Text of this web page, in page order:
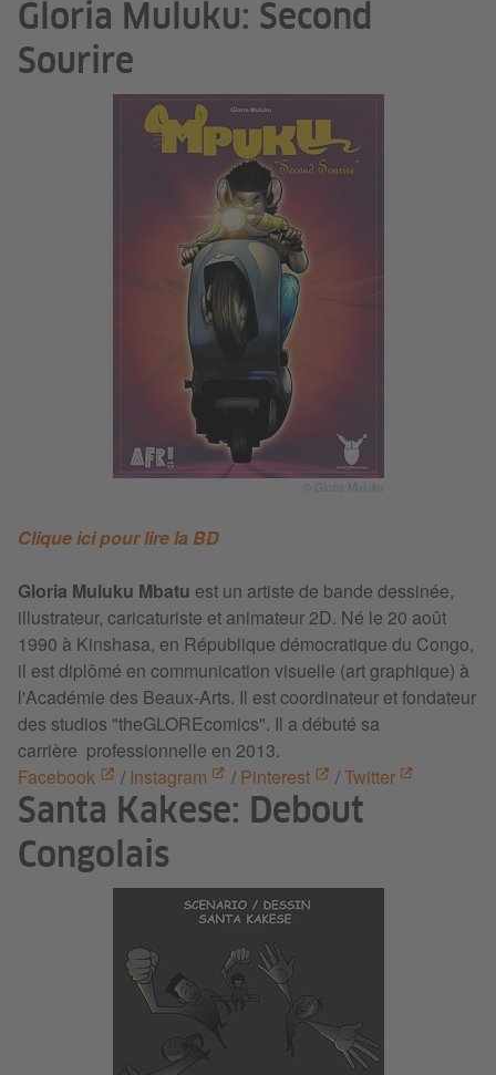
Gloria Muluku: Second
Sourire
© Gloria Muluku
Clique ici pour lire la BD
Gloria Muluku Mbatu est un artiste de bande dessinée,
illustrateur, caricaturiste et animateur 2D. Né le 20 août
1990 à Kinshasa, en République démocratique du Congo,
il est diplômé en communication visuelle (art graphique) à
l'Académie des Beaux-Arts. Il est coordinateur et fondateur
des studios "theGLOREcomics". Il a débuté sa
carrière professionnelle en 2013.
Facebook
/ Instagram / Pinterest /Twitter
Santa Kakese: Debout
Congolais